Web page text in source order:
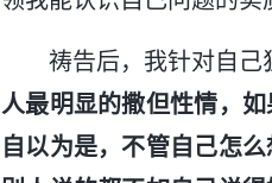
祷告后，我针对自己
人最明显的撒但性情，
自以为是，不管自己怎